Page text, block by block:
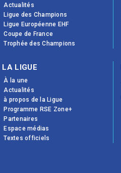
Actualités
Ligue des Champions
Ligue Européenne EHF
Coupe de France
Trophée des Champions
LA LIGUE
À la une
Actualités
à propos de la Ligue
Programme RSE Zone+
Partenaires
Espace médias
Textes officiels